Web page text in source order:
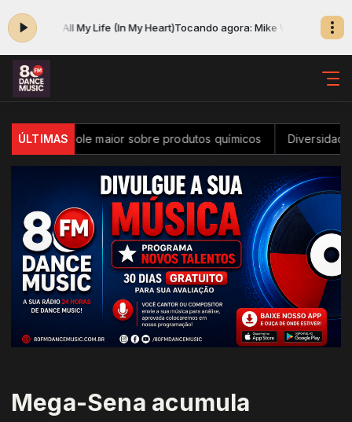
- All My Life (In My Heart)Tocando agora: Mike Williams - All My
ÚLTIMASmaior sobre produtos químicos Diversidade na
Mega-Sena acumula